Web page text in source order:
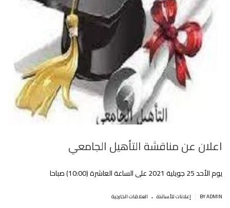
اعلان عن مناقشة التأهيل الجامعي
يوم الأحد 25 جويلية 2021 على الساعة العاشرة (10:00) صباحا
BY ADMIN إعلانات للأساتذة . العلاقات الخارجية